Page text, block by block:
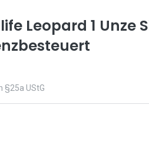
Leopard 1 Unze
§25a UStG